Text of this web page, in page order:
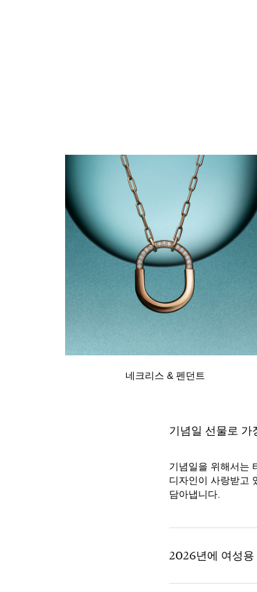
네크리스 & 펜던트
기념일 선물로 가
기념일을 위해서는
디자인이 사랑받고
담아냅니다.
2026년에 여성용